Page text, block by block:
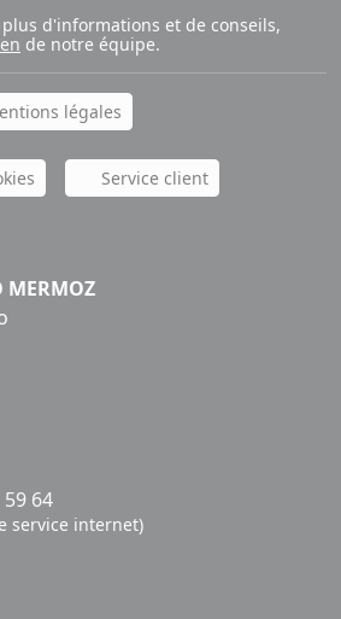
plus d'informations et de conseils,
de notre équipe.
légales
Service client
MERMOZ
59 64
service internet)